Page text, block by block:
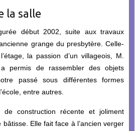
la salle
début 2002, suite aux travaux
grange du presbytère. Celle-
la passion d’un villageois, M.
a permis de rassembler des objets
passé sous différentes formes
entre autres.
construction récente et joliment
bâtisse. Elle fait face à l’ancien verger